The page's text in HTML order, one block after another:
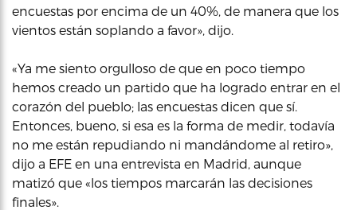
encuestas por encima de un 40%, de manera que los
vientos están soplando a favor», dijo.
«Ya me siento orgulloso de que en poco tiempo
hemos creado un partido que ha logrado entrar en el
corazón del pueblo; las encuestas dicen que sí.
Entonces, bueno, si esa es la forma de medir, todavía
no me están repudiando ni mandándome al retiro»,
dijo a EFE en una entrevista en Madrid, aunque
matizó que «los tiempos marcarán las decisiones
finales».